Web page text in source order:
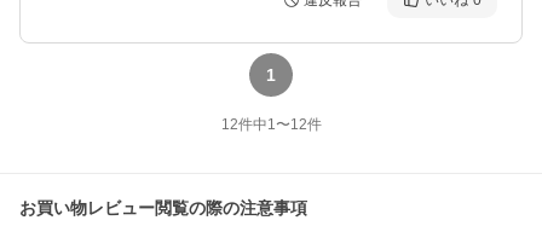
1
12件中1〜12件
お買い物レビュー閲覧の際の注意事項